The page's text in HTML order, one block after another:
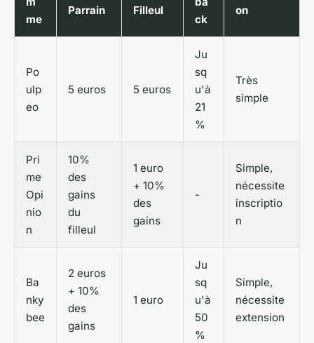
me
Parrain Filleul
ck
on
Po
ulp
eo
5 euros 5 euros
Ju
sq
u'à
21
%
Très
simple
Pri
me
Opi
nio
n
10%
des
gains
du
filleul
1 euro
+ 10%
des
gains
-
Simple,
nécessite
inscriptio
n
Ba
nky
bee
2 euros
+ 10%
des
gains
1 euro
Ju
sq
u'à
50
%
Simple,
nécessite
extension